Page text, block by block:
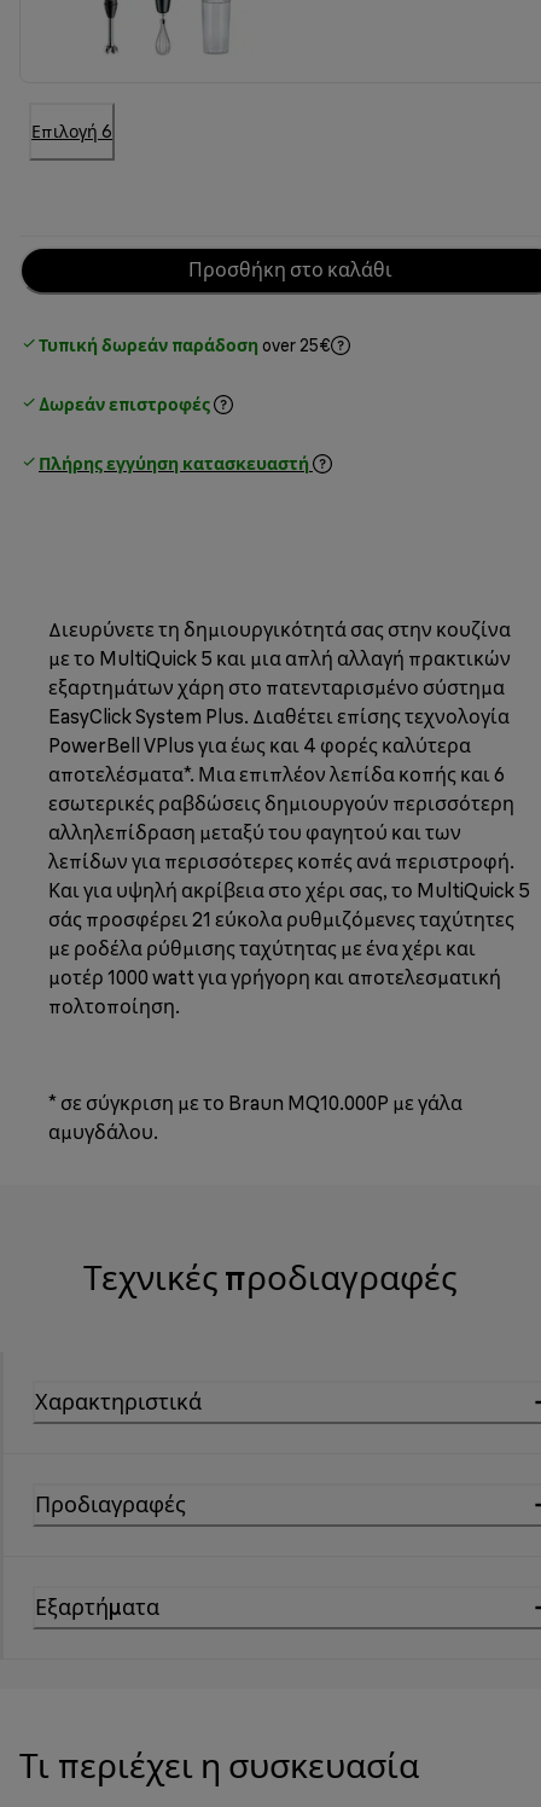
Επιλογή 6
Προσθήκη στο καλάθι
Τυπική δωρεάν παράδοση over 25€
Δωρεάν επιστροφές
Πλήρης εγγύηση κατασκευαστή
Διευρύνετε τη δημιουργικότητά σας στην κουζίνα
με το MultiQuick 5 και μια απλή αλλαγή πρακτικών
εξαρτημάτων χάρη στο πατενταρισμένο σύστημα
EasyClick System Plus. Διαθέτει επίσης τεχνολογία
PowerBell VPlus για έως και 4 φορές καλύτερα
αποτελέσματα*. Μια επιπλέον λεπίδα κοπής και 6
εσωτερικές ραβδώσεις δημιουργούν περισσότερη
αλληλεπίδραση μεταξύ του φαγητού και των
λεπίδων για περισσότερες κοπές ανά περιστροφή.
Και για υψηλή ακρίβεια στο χέρι σας, το MultiQuick 5
σάς προσφέρει 21 εύκολα ρυθμιζόμενες ταχύτητες
με ροδέλα ρύθμισης ταχύτητας με ένα χέρι και
μοτέρ 1000 watt για γρήγορη και αποτελεσματική
πολτοποίηση.
* σε σύγκριση με το Braun MQ10.000P με γάλα
αμυγδάλου.
Τεχνικές προδιαγραφές
Χαρακτηριστικά
Προδιαγραφές
Εξαρτήματα
Τι περιέχει η συσκευασία